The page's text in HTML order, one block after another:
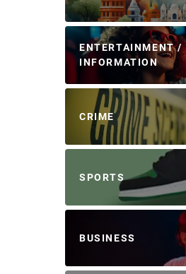
ENTERTAINMENT /
INFORMATION
CRIME
SPORTS
BUSINESS